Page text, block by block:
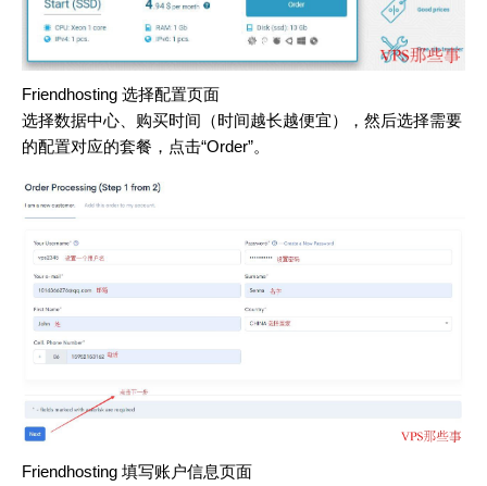
Friendhosting 选择配置页面
选择数据中心、购买时间（时间越长越便宜），然后选择需要
的配置对应的套餐，点击“Order”。
Friendhosting 填写账户信息页面